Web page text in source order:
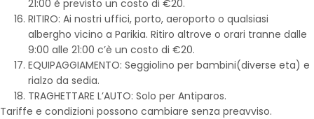
21:00 è previsto un costo di €20.
RITIRO: Ai nostri uffici, porto, aeroporto o qualsiasi
albergho vicino a Parikia. Ritiro altrove o orari tranne dalle
9:00 alle 21:00 c’è un costo di €20.
EQUIPAGGIAMENTO: Seggiolino per bambini(diverse eta) e
rialzo da sedia.
TRAGHETTARE L’AUTO: Solo per Antiparos.
Tariffe e condizioni possono cambiare senza preavviso.